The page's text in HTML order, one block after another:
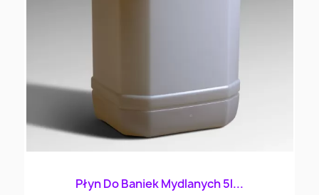
Płyn Do Baniek Mydlanych 5l...